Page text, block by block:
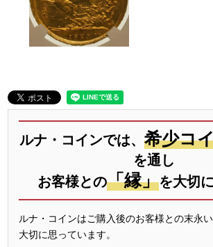
ルナ・コインでは、 希少コ
を通し
お客様との「縁」を大切
ルナ・コインはご購入後のお客様との末永
大切に思っています。